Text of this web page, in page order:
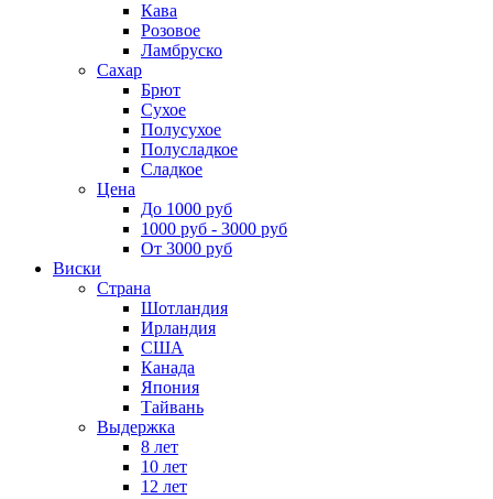
Кава
Розовое
Ламбруско
Сахар
Брют
Сухое
Полусухое
Полусладкое
Сладкое
Цена
До 1000 руб
1000 руб - 3000 руб
От 3000 руб
Виски
Страна
Шотландия
Ирландия
США
Канада
Япония
Тайвань
Выдержка
8 лет
10 лет
12 лет